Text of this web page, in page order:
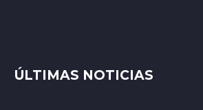
ÚLTIMAS NOTICIAS